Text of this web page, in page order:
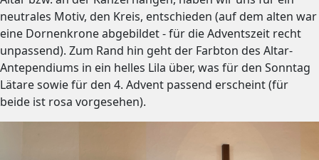
neutrales Motiv, den Kreis, entschieden (auf dem alten war
eine Dornenkrone abgebildet - für die Adventszeit recht
unpassend). Zum Rand hin geht der Farbton des Altar-
Antependiums in ein helles Lila über, was für den Sonntag
Lätare sowie für den 4. Advent passend erscheint (für
beide ist rosa vorgesehen).